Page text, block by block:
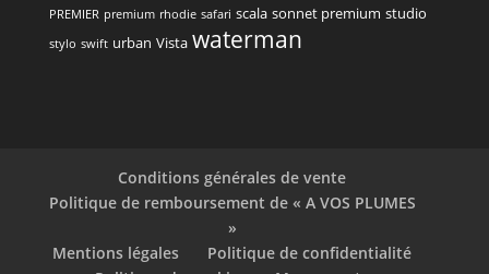
PREMIER premium rhodie safari scala sonnet premium studio
stylo swift urban Vista waterman
Conditions générales de vente
Politique de remboursement de « A VOS PLUMES
»
Mentions légales
Politique de confidentialité